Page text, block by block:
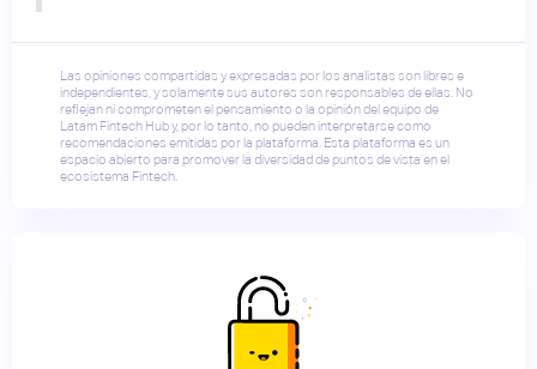
Las opiniones compartidas y expresadas por los analistas son libres e
independientes, y solamente sus autores son responsables de ellas. No
reflejan ni comprometen el pensamiento o la opinión del equipo de
Latam Fintech Hub y, por lo tanto, no pueden interpretarse como
recomendaciones emitidas por la plataforma. Esta plataforma es un
espacio abierto para promover la diversidad de puntos de vista en el
ecosistema Fintech.